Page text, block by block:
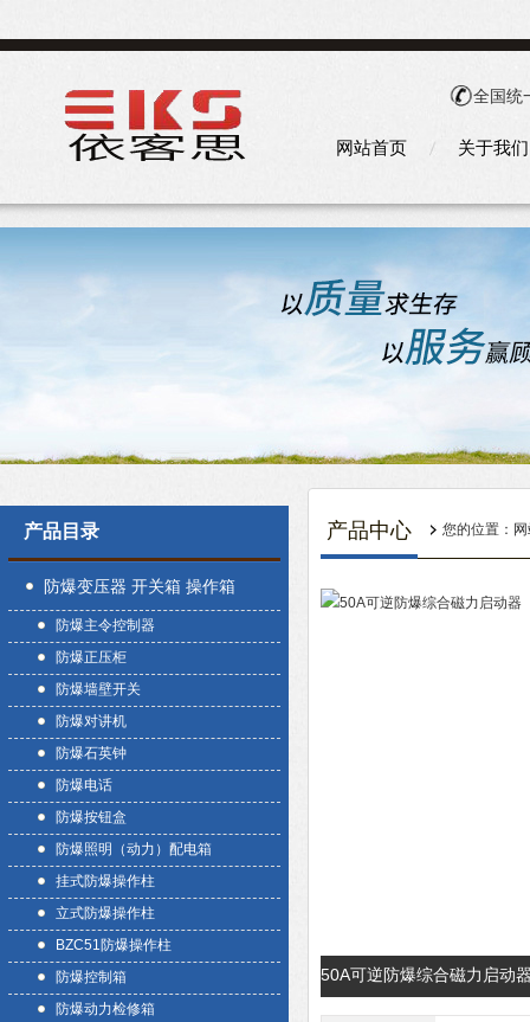
全国统
网站首页 关于我们
产品目录
防爆变压器 开关箱 操作箱
防爆主令控制器
防爆正压柜
防爆墙壁开关
防爆对讲机
防爆石英钟
防爆电话
防爆按钮盒
防爆照明（动力）配电箱
挂式防爆操作柱
立式防爆操作柱
BZC51防爆操作柱
防爆控制箱
防爆动力检修箱
产品中心 您的位置：
50A可逆防爆综合磁力启动